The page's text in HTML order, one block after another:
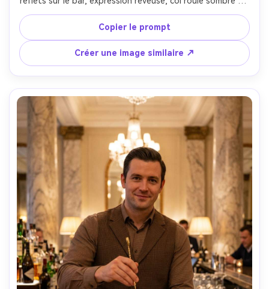
tablier, Nikon Z6 II 85mm f/1.8, faible profondeur de
champ, colorimétrie cinématographique mélancolique --ar
4:5
Copier le prompt
Créer une image similaire ↗